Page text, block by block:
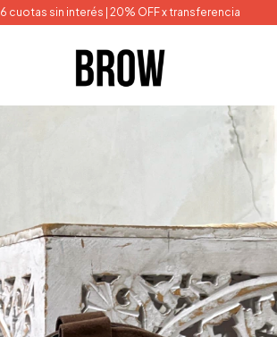
6 cuotas sin interés | 20% OFF x transferencia